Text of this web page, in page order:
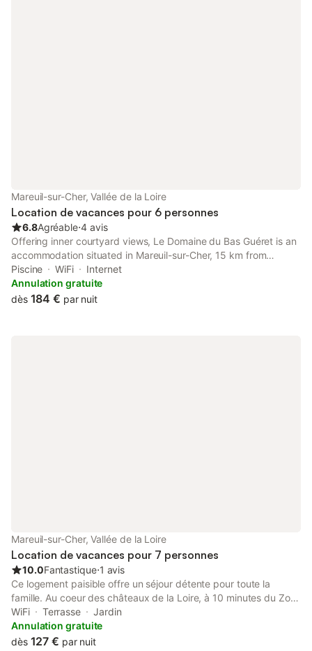
Mareuil-sur-Cher, Vallée de la Loire
Location de vacances pour 6 personnes
6.8Agréable⋅4 avis
Offering inner courtyard views, Le Domaine du Bas Guéret is an
accommodation situated in Mareuil-sur-Cher, 15 km from
Chateau de Montpoupon and 25 km from Château de
Chenonceau.
Piscine WiFi
Internet
Annulation gratuite
dès 184 € par nuit
Mareuil-sur-Cher, Vallée de la Loire
Location de vacances pour 7 personnes
10.0Fantastique⋅1 avis
Ce logement paisible offre un séjour détente pour toute la
famille. Au coeur des châteaux de la Loire, à 10 minutes du Zoo
de Beauval, itinéraire de 7 kms sans bouchons. Au calme, vous
pourrez vous ressourcer, amener vos vélos et faire de belles
balades, ou à pied tout simplement. 2 chambres à lit double
WiFi Terrasse
Jardin
Annulation gratuite
dès 127 € par nuit